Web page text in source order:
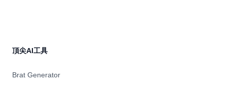
頂尖AI工具
Brat Generator